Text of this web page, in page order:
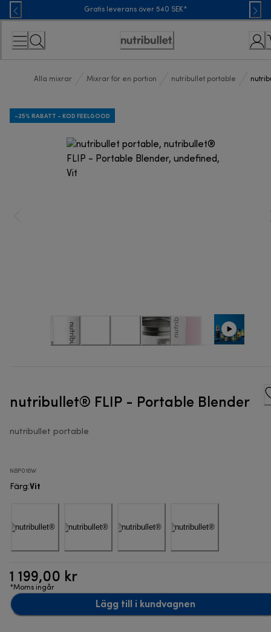
Skip
to
Content
Gratis leverans över 540 SEK*
Accessibility
Alla mixrar Mixrar för en portion nutribullet portable
-25% RABATT - KOD FEELGOOD
nutribullet® FLIP - Portable Blender
nutribullet portable
NBP016W
Färg:Vit
1 199,00 kr
*Moms ingår
Lägg till i kundvagnen